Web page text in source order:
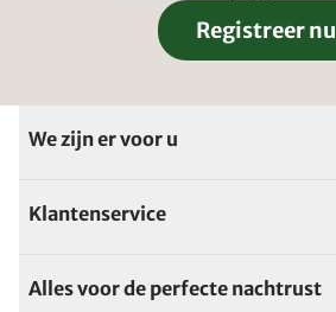
Registreer nu
We zijn er voor u
Klantenservice
Alles voor de perfecte nachtrust